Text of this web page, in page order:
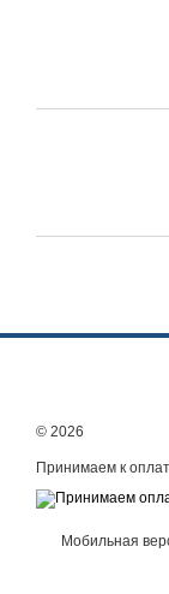
© 2026
Принимаем к
Мобильная